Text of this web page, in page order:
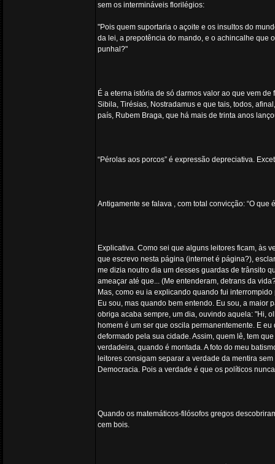
sem os intermináveis florilégios:
"Pois quem suportaria o açoite e os insultos do
da lei, a prepotência do mando, e o achincalhe que
punhal?"
É a eterna istória de só darmos valor ao que vem
Sibila, Tirésias, Nostradamus e que tais, todos,
país, Rubem Braga, que há mais de trinta anos
“Pérolas aos porcos” é expressão depreciativa.
Antigamente se falava , com total convicção: “O
Explicativa. Como sei que alguns leitores ficam, às
que escrevo nesta página (internet é página?),
me dizia noutro dia um desses guardas de trânsito
ameaçar até que... (Me entenderam, detrans da
Mas, como eu ia explicando quando fui
Eu sou, mas quando bem entendo. Eu sou, a maior
obriga acaba sempre, um dia, ouvindo aquela: "Hi,
homem é um ser que oscila permanentemente. E
deformado pela sua cidade. Assim, quem lê, tem
verdadeira, quando é montada. A foto do meu
leitores consigam separar a verdade da mentira
Democracia. Pois a verdade é que os políticos
Quando os matemáticos-filósofos gregos
cem bois.